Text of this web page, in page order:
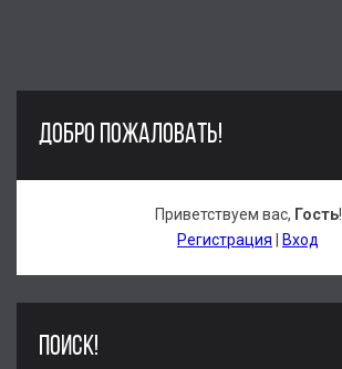
ДОБРО ПОЖАЛОВАТЬ!
Приветствуем вас, Гость!
Регистрация
Вход
ПОИСК!